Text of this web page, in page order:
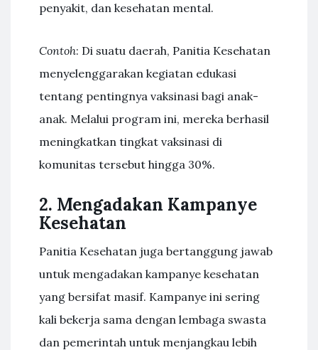
penyakit, dan kesehatan mental.
Contoh: Di suatu daerah, Panitia Kesehatan
menyelenggarakan kegiatan edukasi
tentang pentingnya vaksinasi bagi anak-
anak. Melalui program ini, mereka berhasil
meningkatkan tingkat vaksinasi di
komunitas tersebut hingga 30%.
2. Mengadakan Kampanye
Kesehatan
Panitia Kesehatan juga bertanggung jawab
untuk mengadakan kampanye kesehatan
yang bersifat masif. Kampanye ini sering
kali bekerja sama dengan lembaga swasta
dan pemerintah untuk menjangkau lebih